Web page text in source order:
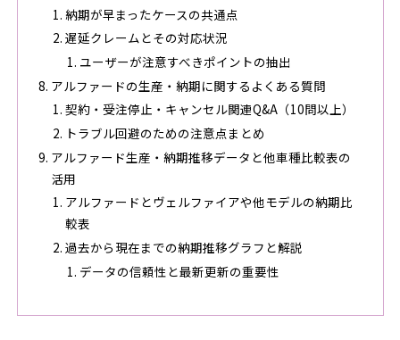
納期が早まったケースの共通点
遅延クレームとその対応状況
ユーザーが注意すべきポイントの抽出
アルファードの生産・納期に関するよくある質問
契約・受注停止・キャンセル関連Q&A（10問以上）
トラブル回避のための注意点まとめ
アルファード生産・納期推移データと他車種比較表の
活用
アルファードとヴェルファイアや他モデルの納期比
較表
過去から現在までの納期推移グラフと解説
データの信頼性と最新更新の重要性